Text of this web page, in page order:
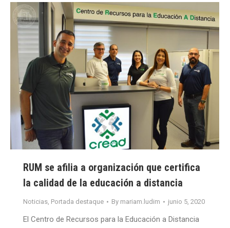
RUM se afilia a organización que certifica
la calidad de la educación a distancia
Noticias, Portada destaque By mariam.ludim junio 5, 2020
El Centro de Recursos para la Educación a Distancia